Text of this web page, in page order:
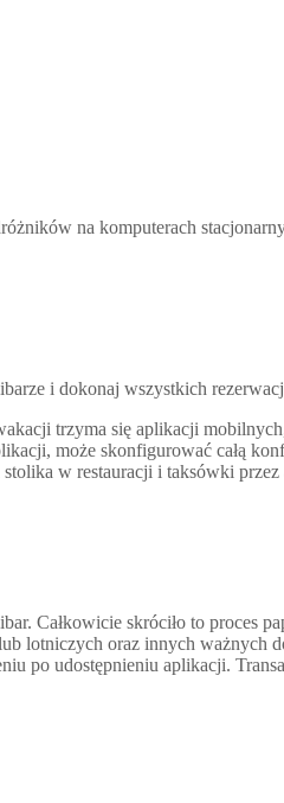
na komputerach
i dokonaj wszystkich
trzyma się aplikacji
może skonfigurować całą
w restauracji i taksówki
Całkowicie skróciło to
oraz innych ważnych
po udostępnieniu aplikacji.